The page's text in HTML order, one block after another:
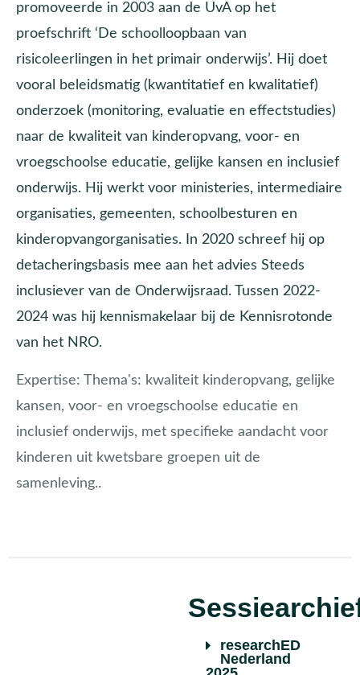
promoveerde in 2003 aan de UvA op het
proefschrift ‘De schoolloopbaan van
risicoleerlingen in het primair onderwijs’. Hij doet
vooral beleidsmatig (kwantitatief en kwalitatief)
onderzoek (monitoring, evaluatie en effectstudies)
naar de kwaliteit van kinderopvang, voor- en
vroegschoolse educatie, gelijke kansen en inclusief
onderwijs. Hij werkt voor ministeries, intermediaire
organisaties, gemeenten, schoolbesturen en
kinderopvangorganisaties. In 2020 schreef hij op
detacheringsbasis mee aan het advies Steeds
inclusiever van de Onderwijsraad. Tussen 2022-
2024 was hij kennismakelaar bij de Kennisrotonde
van het NRO.
Expertise: Thema's: kwaliteit kinderopvang, gelijke
kansen, voor- en vroegschoolse educatie en
inclusief onderwijs, met specifieke aandacht voor
kinderen uit kwetsbare groepen uit de
samenleving..
researchED
Nederland